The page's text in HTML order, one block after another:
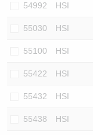
54992 HSI
55030 HSI
55100 HSI
55422 HSI
55432 HSI
55438 HSI